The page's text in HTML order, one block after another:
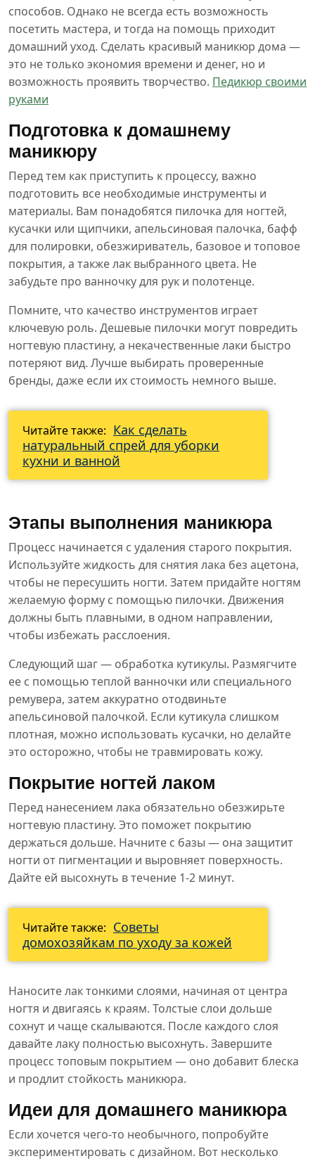
способов. Однако не всегда есть возможность
посетить мастера, и тогда на помощь приходит
домашний уход. Сделать красивый маникюр дома —
это не только экономия времени и денег, но и
возможность проявить творчество. Педикюр своими
руками
Подготовка к домашнему
маникюру
Перед тем как приступить к процессу, важно
подготовить все необходимые инструменты и
материалы. Вам понадобятся пилочка для ногтей,
кусачки или щипчики, апельсиновая палочка, бафф
для полировки, обезжириватель, базовое и топовое
покрытия, а также лак выбранного цвета. Не
забудьте про ванночку для рук и полотенце.
Помните, что качество инструментов играет
ключевую роль. Дешевые пилочки могут повредить
ногтевую пластину, а некачественные лаки быстро
потеряют вид. Лучше выбирать проверенные
бренды, даже если их стоимость немного выше.
Читайте также: Как сделать
натуральный спрей для уборки
кухни и ванной
Этапы выполнения маникюра
Процесс начинается с удаления старого покрытия.
Используйте жидкость для снятия лака без ацетона,
чтобы не пересушить ногти. Затем придайте ногтям
желаемую форму с помощью пилочки. Движения
должны быть плавными, в одном направлении,
чтобы избежать расслоения.
Следующий шаг — обработка кутикулы. Размягчите
ее с помощью теплой ванночки или специального
ремувера, затем аккуратно отодвиньте
апельсиновой палочкой. Если кутикула слишком
плотная, можно использовать кусачки, но делайте
это осторожно, чтобы не травмировать кожу.
Покрытие ногтей лаком
Перед нанесением лака обязательно обезжирьте
ногтевую пластину. Это поможет покрытию
держаться дольше. Начните с базы — она защитит
ногти от пигментации и выровняет поверхность.
Дайте ей высохнуть в течение 1-2 минут.
Читайте также: Советы
домохозяйкам по уходу за кожей
Наносите лак тонкими слоями, начиная от центра
ногтя и двигаясь к краям. Толстые слои дольше
сохнут и чаще скалываются. После каждого слоя
давайте лаку полностью высохнуть. Завершите
процесс топовым покрытием — оно добавит блеска
и продлит стойкость маникюра.
Идеи для домашнего маникюра
Если хочется чего-то необычного, попробуйте
экспериментировать с дизайном. Вот несколько